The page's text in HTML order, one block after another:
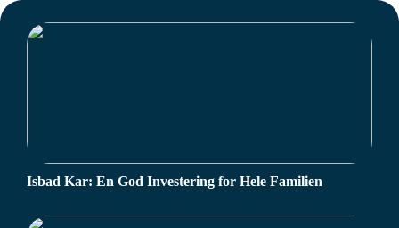
Isbad Kar: En God Investering for Hele Familien